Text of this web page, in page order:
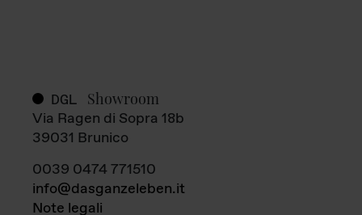
DGL Showroom
Via Ragen di Sopra 18b
39031 Brunico
0039 0474 771510
info@dasganzeleben.it
Note legali